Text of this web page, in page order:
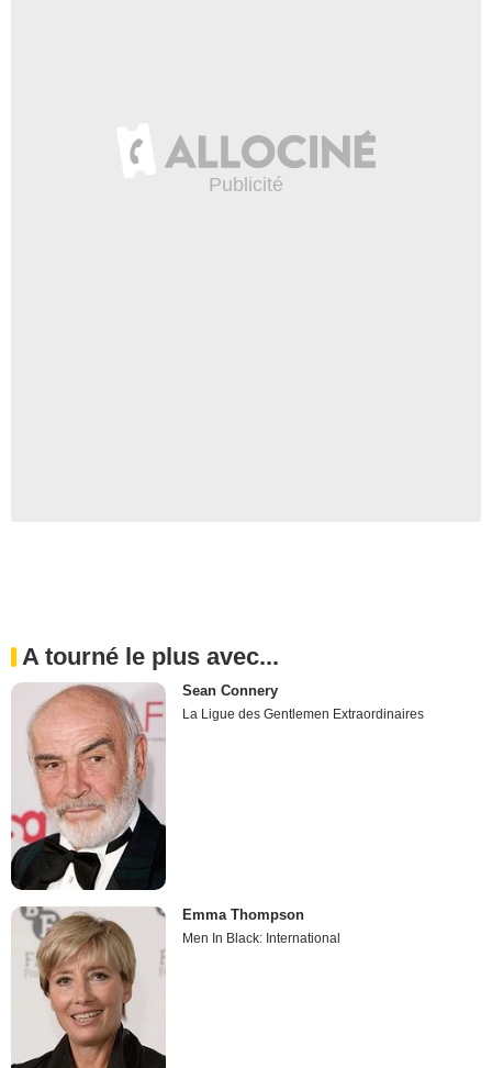
A tourné le plus avec...
Sean Connery
La Ligue des Gentlemen Extraordinaires
Emma Thompson
Men In Black: International